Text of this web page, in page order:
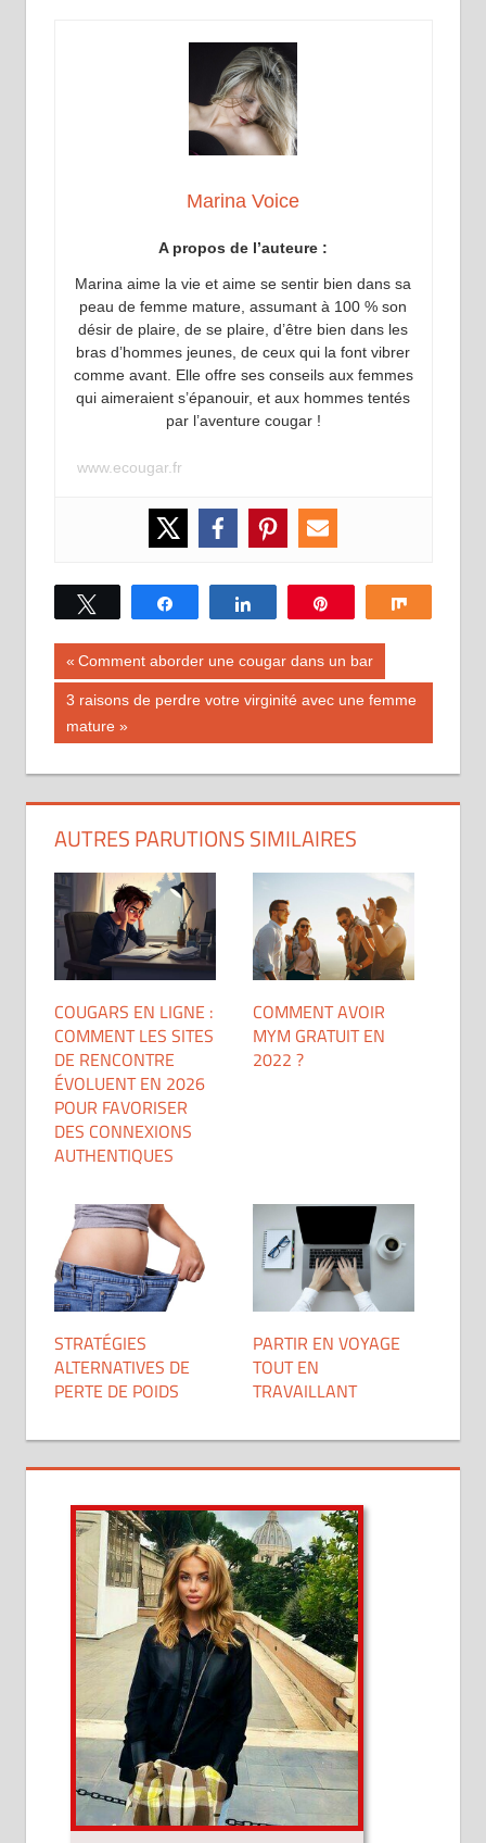
Marina Voice
A propos de l’auteure :
Marina aime la vie et aime se sentir bien dans sa
peau de femme mature, assumant à 100 % son
désir de plaire, de se plaire, d’être bien dans les
bras d’hommes jeunes, de ceux qui la font vibrer
comme avant. Elle offre ses conseils aux femmes
qui aimeraient s’épanouir, et aux hommes tentés
par l’aventure cougar !
www.ecougar.fr
Tweetez Partagez Partagez
Navigation
de
l’article
Publication
précédente :
Comment aborder une cougar dans un bar
Publication
suivante :
3 raisons de perdre votre virginité avec une femme
mature
AUTRES PARUTIONS SIMILAIRES
COUGARS EN LIGNE :
COMMENT LES SITES
DE RENCONTRE
ÉVOLUENT EN 2026
POUR FAVORISER
DES CONNEXIONS
AUTHENTIQUES
COMMENT AVOIR
MYM GRATUIT EN
2022 ?
STRATÉGIES
ALTERNATIVES DE
PERTE DE POIDS
PARTIR EN VOYAGE
TOUT EN
TRAVAILLANT